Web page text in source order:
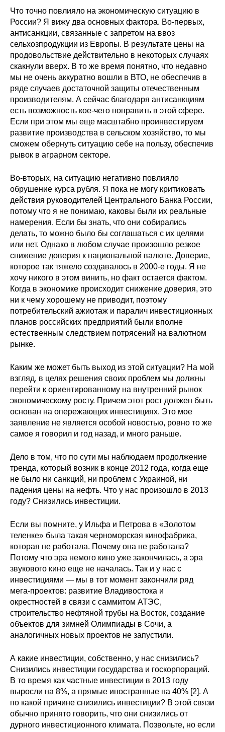
Ученый совет
Материалы
О совете
Регулярные прогнозы
Квартальный прогноз
Краткосрочный прогноз
производства
Российская Система Климатического
Мониторинга
Центр «Климатическая политика и
экономика России»
Образование и карьера
Кафедра МФТИ
Кафедра МАДИ
Об аспирантуре
Поступление
Обучение
Диссертационный совет
О совете
Конкурсы и вакансии
Контакты
Что точно повлияло на экономическую ситуацию в
России? Я вижу два основных фактора. Во-первых,
антисанкции, связанные с запретом на ввоз
сельхозпродукции из Европы. В результате цены на
продовольствие действительно в некоторых случаях
скакнули вверх. В то же время понятно, что недавно
мы не очень аккуратно вошли в ВТО, не обеспечив в
ряде случаев достаточной защиты отечественным
производителям. А сейчас благодаря антисанкциям
есть возможность кое-чего поправить в этой сфере.
Если при этом мы еще масштабно проинвестируем
развитие производства в сельском хозяйство, то мы
сможем обернуть ситуацию себе на пользу, обеспечив
рывок в аграрном секторе.
Во-вторых, на ситуацию негативно повлияло
обрушение курса рубля. Я пока не могу критиковать
действия руководителей Центрального Банка России,
потому что я не понимаю, каковы были их реальные
намерения. Если бы знать, что они собирались
делать, то можно было бы соглашаться с их целями
или нет. Однако в любом случае произошло резкое
снижение доверия к национальной валюте. Доверие,
которое так тяжело создавалось в 2000-е годы. Я не
хочу никого в этом винить, но факт остается фактом.
Когда в экономике происходит снижение доверия, это
ни к чему хорошему не приводит, поэтому
потребительский ажиотаж и паралич инвестиционных
планов российских предприятий были вполне
естественным следствием потрясений на валютном
рынке.
Каким же может быть выход из этой ситуации? На мой
взгляд, в целях решения своих проблем мы должны
перейти к ориентированному на внутренний рынок
экономическому росту. Причем этот рост должен быть
основан на опережающих инвестициях. Это мое
заявление не является особой новостью, ровно то же
самое я говорил и год назад, и много раньше.
Дело в том, что по сути мы наблюдаем продолжение
тренда, который возник в конце 2012 года, когда еще
не было ни санкций, ни проблем с Украиной, ни
падения цены на нефть. Что у нас произошло в 2013
году? Снизились инвестиции.
Если вы помните, у Ильфа и Петрова в «Золотом
теленке» была такая черноморская кинофабрика,
которая не работала. Почему она не работала?
Потому что эра немого кино уже закончилась, а эра
звукового кино еще не началась. Так и у нас с
инвестициями — мы в тот момент закончили ряд
мега-проектов: развитие Владивостока и
окрестностей в связи с саммитом АТЭС,
строительство нефтяной трубы на Восток, создание
объектов для зимней Олимпиады в Сочи, а
аналогичных новых проектов не запустили.
А какие инвестиции, собственно, у нас снизились?
Снизились инвестиции государства и госкорпораций.
В то время как частные инвестиции в 2013 году
выросли на 8%, а прямые иностранные на 40% [2]. А
по какой причине снизились инвестиции? В этой связи
обычно принято говорить, что они снизились от
дурного инвестиционного климата. Позвольте, но если